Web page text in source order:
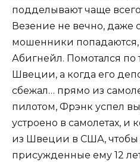
подделывают чаще
Везение не вечно, даже
мошенники попадаются,
Абигнейл. Помотался
Швеции, а когда его
сбежал… прямо из
пилотом, Фрэнк успел
устроено в самолетах, и
из Швеции в США, чтобы
присужденные ему 12